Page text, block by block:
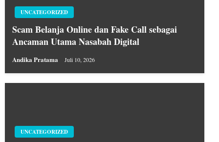
UNCATEGORIZED
Scam Belanja Online dan Fake Call sebagai
Ancaman Utama Nasabah Digital
Andika Pratama Juli 10, 2026
UNCATEGORIZED